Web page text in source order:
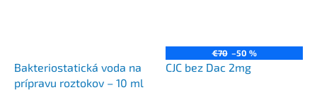
Bakteriostatická voda na
prípravu roztokov – 10 ml
€70 –50 %
CJC bez Dac 2mg